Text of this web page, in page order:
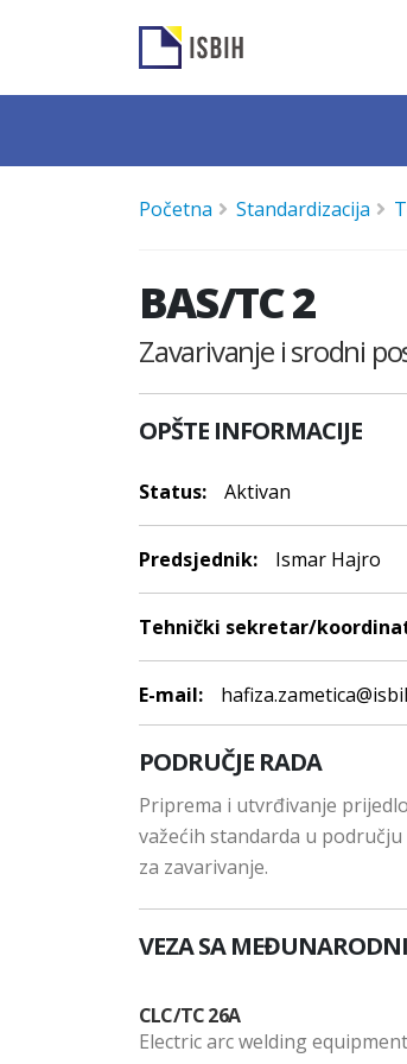
Početna Standardizacija
BAS/TC 2
Zavarivanje i srodni
OPŠTE INFORMACIJE
Status: Aktivan
Predsjednik: Ismar Hajro
Tehnički sekretar/
E-mail:
PODRUČJE RADA
Priprema i utvrđivanje
važećih standarda u
za zavarivanje.
VEZA SA
CLC/TC 26A
Electric arc welding equipment